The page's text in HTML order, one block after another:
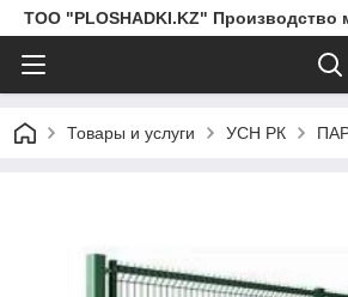
ТОО "PLOSHADKI.KZ"
Товары и услуги УСН РК